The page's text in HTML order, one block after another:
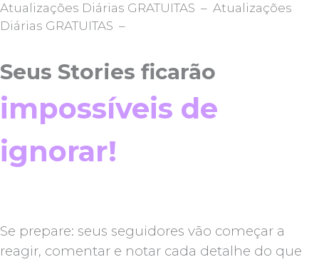
Atualizações Diárias GRATUITAS – Atualizações
Diárias GRATUITAS –
Seus Stories ficarão
impossíveis de
ignorar!
Se prepare: seus seguidores vão começar a
reagir, comentar e notar cada detalhe do que